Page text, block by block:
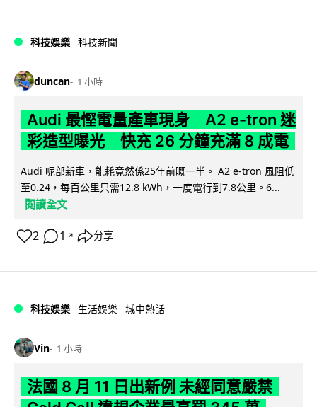
科技娛樂 科技新聞
duncan 1 小時
Audi 最慳電量產車現身 A2 e-tron 迷
彩造型曝光 快充 26 分鐘充滿 8 成電
Audi 呢部新車，能耗竟然係25年前嘅一半。 A2 e-tron 風阻低
至0.24，每百公里只需12.8 kWh，一度電行到7.8公里。6...
閱讀全文
2 1 ↗ 分享
科技娛樂 生活娛樂 城中熱話
Vin 1 小時
法國 8 月 11 日出新例 未經同意嚴禁